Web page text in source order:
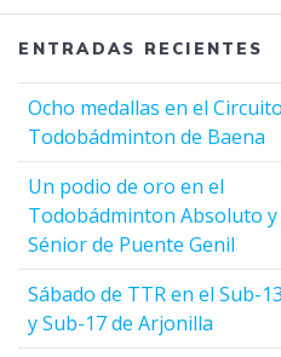
ENTRADAS RECIENTES
Ocho medallas en el Circuito
Todobádminton de Baena
Un podio de oro en el
Todobádminton Absoluto y
Sénior de Puente Genil
Sábado de TTR en el Sub-13
y Sub-17 de Arjonilla